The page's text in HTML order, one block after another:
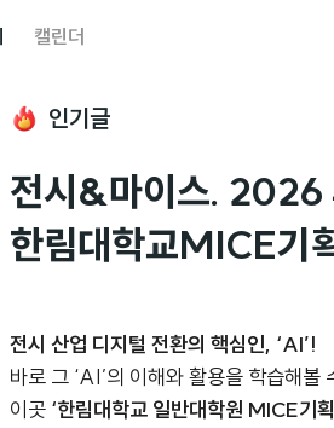
캘린더
인기글
전시&마이스. 2026
한림대학교MICE기
전시 산업 디지털 전환의 핵심인, ‘AI’!
바로 그 ‘AI’의 이해와 활용을 학습해볼
이곳 ‘한림대학교 일반대학원 MICE기